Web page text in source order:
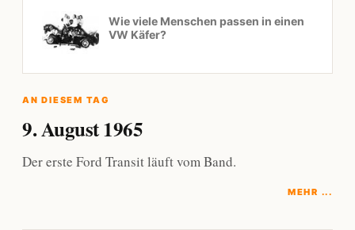
Wie viele Menschen passen in einen
VW Käfer?
AN DIESEM TAG
9. August 1965
Der erste Ford Transit läuft vom Band.
MEHR ...